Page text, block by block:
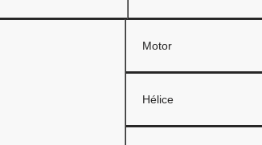
Motor
Hélice